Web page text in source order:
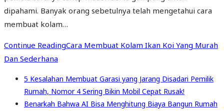
dipahami. Banyak orang sebetulnya telah mengetahui cara
membuat kolam…
Continue ReadingCara Membuat Kolam Ikan Koi Yang Murah
Dan Sederhana
5 Kesalahan Membuat Garasi yang Jarang Disadari Pemilik
Rumah, Nomor 4 Sering Bikin Mobil Cepat Rusak!
Benarkah Bahwa AI Bisa Menghitung Biaya Bangun Rumah